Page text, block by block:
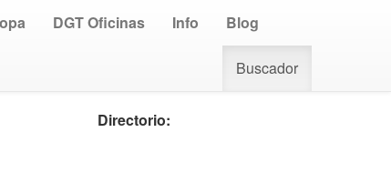
DGT Oficinas Info Blog
Buscador
Directorio: